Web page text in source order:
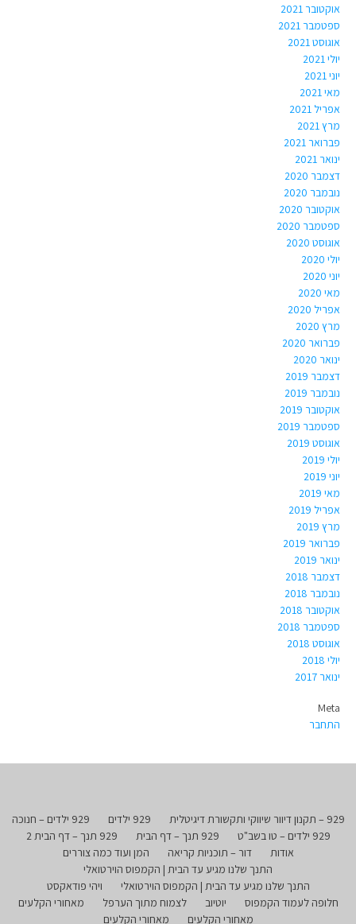
אוקטובר 2021
ספטמבר 2021
אוגוסט 2021
יולי 2021
יוני 2021
מאי 2021
אפריל 2021
מרץ 2021
פברואר 2021
ינואר 2021
דצמבר 2020
נובמבר 2020
אוקטובר 2020
ספטמבר 2020
אוגוסט 2020
יולי 2020
יוני 2020
מאי 2020
אפריל 2020
מרץ 2020
פברואר 2020
ינואר 2020
דצמבר 2019
נובמבר 2019
אוקטובר 2019
ספטמבר 2019
אוגוסט 2019
יולי 2019
יוני 2019
מאי 2019
אפריל 2019
מרץ 2019
פברואר 2019
ינואר 2019
דצמבר 2018
נובמבר 2018
אוקטובר 2018
ספטמבר 2018
אוגוסט 2018
יולי 2018
ינואר 2017
Meta
התחבר
929 – תקנון דיוור שיווקי ותקשורת דיגיטלית 929 ילדים
929 ילדים – חנוכה
929 ילדים – טו בשב"ט
929 תנך – דף הבית
929 תנך – דף הבית 2
אודות
דור – תוכניות קריאה
המן ועוד כמה צוררים
התנך שלנו מגיע עד הבית | הקמפוס הוירטואלי
התנך שלנו מגיע עד הבית | הקמפוס הוירטואלי
ויהי פודאקסט
חלופה לעמוד הקמפוס
יוטיוב לצמוח מתוך הערפל
מאחורי הקלעים
מאחורי הקלעים
מאחורי הקלעים